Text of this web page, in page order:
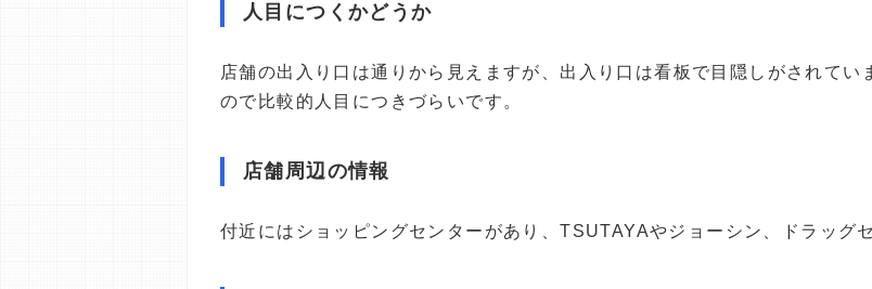
人目につくかどうか
店舗の出入り口は通りから見えますが、出入り口は看板で目隠しがされて
ので比較的人目につきづらいです。
店舗周辺の情報
付近にはショッピングセンターがあり、TSUTAYAやジョーシン、ドラッグ